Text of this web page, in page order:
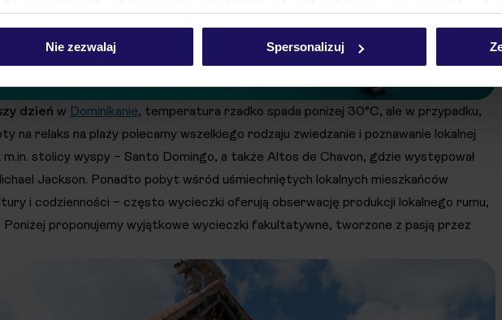
Nie zezwalaj Spersonalizuj
dzień w Dominikanie, temperatura rzadko spada poniżej 30°C, ale w przypadku,
na relaks na plaży polecamy wszelkiego rodzaju zwiedzanie i poznawanie lokalnej
stolicy wyspy – Santo Domingo, a także Altos de Chavon, gdzie występował
Jackson. Ponadto pobyt wśród uśmiechniętych lokalnych mieszkańców
i codzienności – często wycieczki oferują obserwację produkcji lokalnego rumu,
Poniżej proponujemy wyjątkowe wycieczki fakultatywne, tworzone z pasją przez